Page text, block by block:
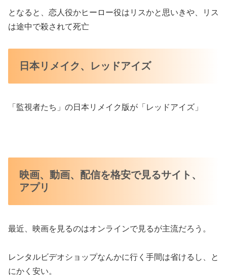
となると、恋人役かヒーロー役はリスかと思いきや、リス
は途中で殺されて死亡
日本リメイク、レッドアイズ
「監視者たち」の日本リメイク版が「レッドアイズ」
映画、動画、配信を格安で見るサイト、
アプリ
最近、映画を見るのはオンラインで見るが主流だろう。
レンタルビデオショップなんかに行く手間は省けるし、と
にかく安い。